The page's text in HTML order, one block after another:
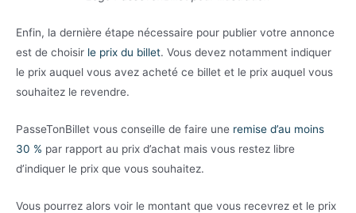
Enfin, la dernière étape nécessaire pour publier votre annonce
est de choisir le prix du billet. Vous devez notamment indiquer
le prix auquel vous avez acheté ce billet et le prix auquel vous
souhaitez le revendre.
PasseTonBillet vous conseille de faire une remise d’au moins
30 % par rapport au prix d’achat mais vous restez libre
d’indiquer le prix que vous souhaitez.
Vous pourrez alors voir le montant que vous recevrez et le prix